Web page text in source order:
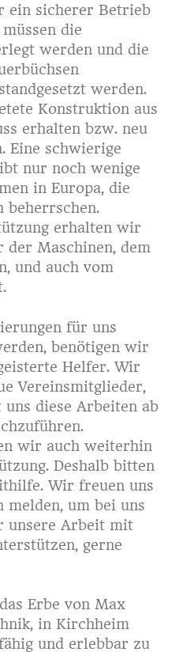
ein sicherer Betrieb
die
werden und die
werden.
Konstruktion aus
erhalten bzw. neu
Eine schwierige
nur noch wenige
in Europa, die
beherrschen.
erhalten wir
der Maschinen, dem
und auch vom
für uns
benötigen wir
Helfer. Wir
Vereinsmitglieder,
diese Arbeiten ab
wir auch weiterhin
Deshalb bitten
Wir freuen uns
melden, um bei uns
unsere Arbeit mit
gerne
Erbe von Max
in Kirchheim
und erlebbar zu